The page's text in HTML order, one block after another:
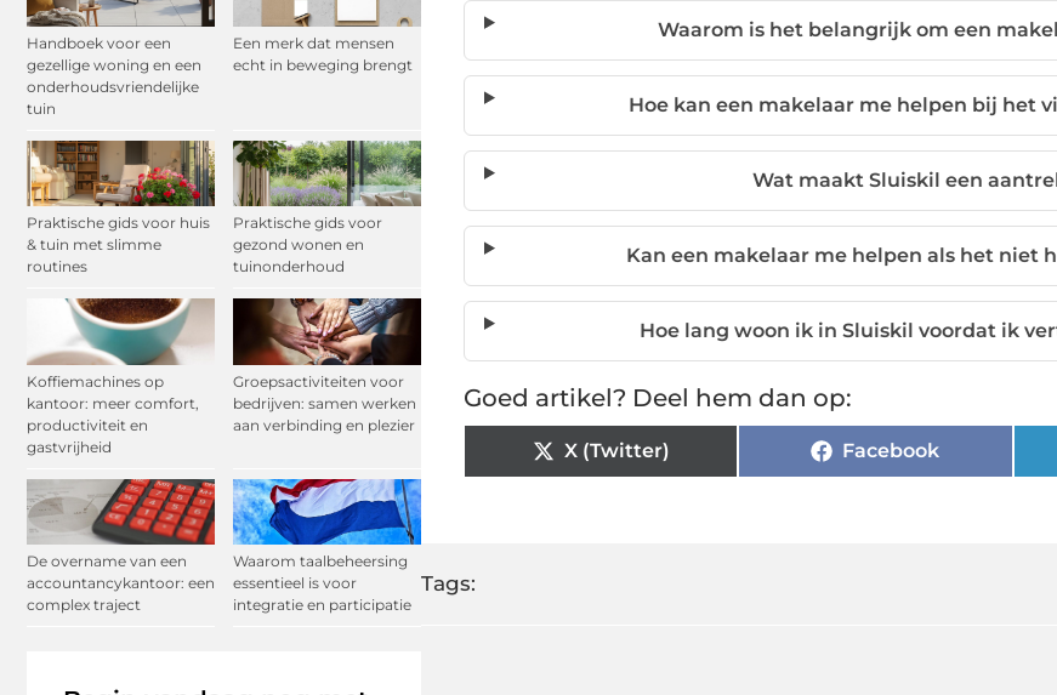
Handboek voor een
gezellige woning en een
onderhoudsvriendelijke
tuin
Een merk dat mensen
echt in beweging brengt
Praktische gids voor huis
& tuin met slimme
routines
Praktische gids voor
gezond wonen en
tuinonderhoud
Koffiemachines op
kantoor: meer comfort,
productiviteit en
gastvrijheid
Groepsactiviteiten voor
bedrijven: samen werken
aan verbinding en plezier
De overname van een
accountancykantoor: een
complex traject
Waarom taalbeheersing
essentieel is voor
integratie en participatie
Waarom is het belangrijk om een
Hoe kan een makelaar me helpen bij het
Wat maakt Sluiskil een
Kan een makelaar me helpen als het niet
Hoe lang woon ik in Sluiskil voordat ik
Goed artikel? Deel hem dan op:
X (Twitter) Facebook
Tags: